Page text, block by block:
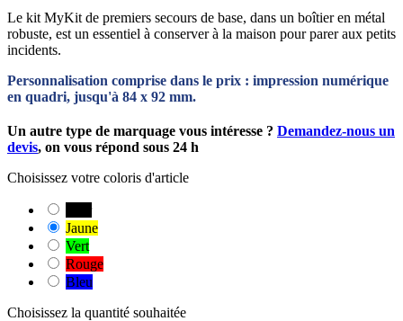
Le kit MyKit de premiers secours de base, dans un boîtier en métal
robuste, est un essentiel à conserver à la maison pour parer aux petits
incidents.
Personnalisation comprise dans le prix : impression numérique
en quadri, jusqu'à 84 x 92 mm.
Un autre type de marquage vous intéresse ? Demandez-nous un
devis, on vous répond sous 24 h
Choisissez votre coloris d'article
Jaune
Vert
Rouge
Bleu
Choisissez la quantité souhaitée